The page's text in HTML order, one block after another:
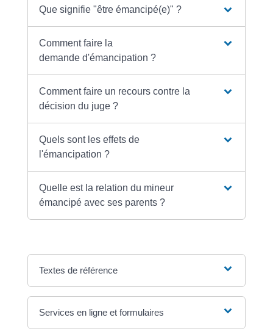
Que signifie "être émancipé(e)" ?
Comment faire la
demande d'émancipation ?
Comment faire un recours contre la
décision du juge ?
Quels sont les effets de
l'émancipation ?
Quelle est la relation du mineur
émancipé avec ses parents ?
Textes de référence
Services en ligne et formulaires